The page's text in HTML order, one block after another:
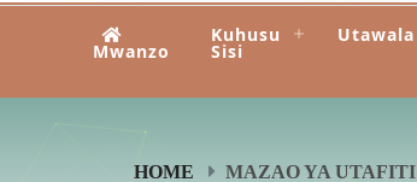
Mwanzo
Kuhusu
Sisi
Utawala
HOME MAZAO YA UTAFITI